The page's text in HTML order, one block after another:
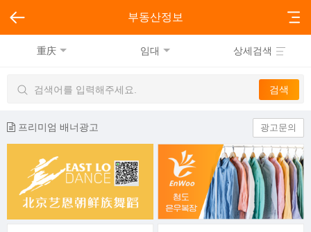
부동산정보
重庆 임대 상세검색
프리미엄 배너광고 광고문의